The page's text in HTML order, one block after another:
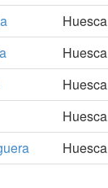
Huesca
Huesca
Huesca
Huesca
Huesca